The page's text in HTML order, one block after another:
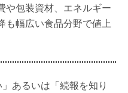
や包装資材、エネルギー
も幅広い食品分野で値上
あるいは「続報を知り